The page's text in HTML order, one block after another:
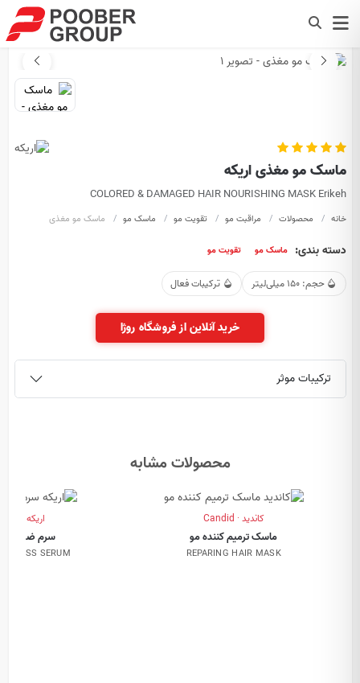
ماسک مو مغذی اریکه
COLORED & DAMAGED HAIR NOURISHING MASK Erikeh
خانه محصولات مراقبت مو تقویت مو ماسک مو ماسک مو مغذی
دسته بندی: ماسک مو تقویت مو
حجم: 150 میلی‌لیتر ترکیبات فعال
خرید آنلاین از فروشگاه روژا
ترکیبات موثر
محصولات مشابه
کاندید · Candid
ماسک ترمیم کننده مو
REPARING HAIR MASK
اریکه · Erikeh
سرم ضد
LOSS SERUM